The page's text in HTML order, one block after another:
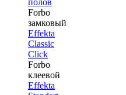
полов
Forbo
замковый
Effekta
Classic
Click
Forbo
клеевой
Effekta